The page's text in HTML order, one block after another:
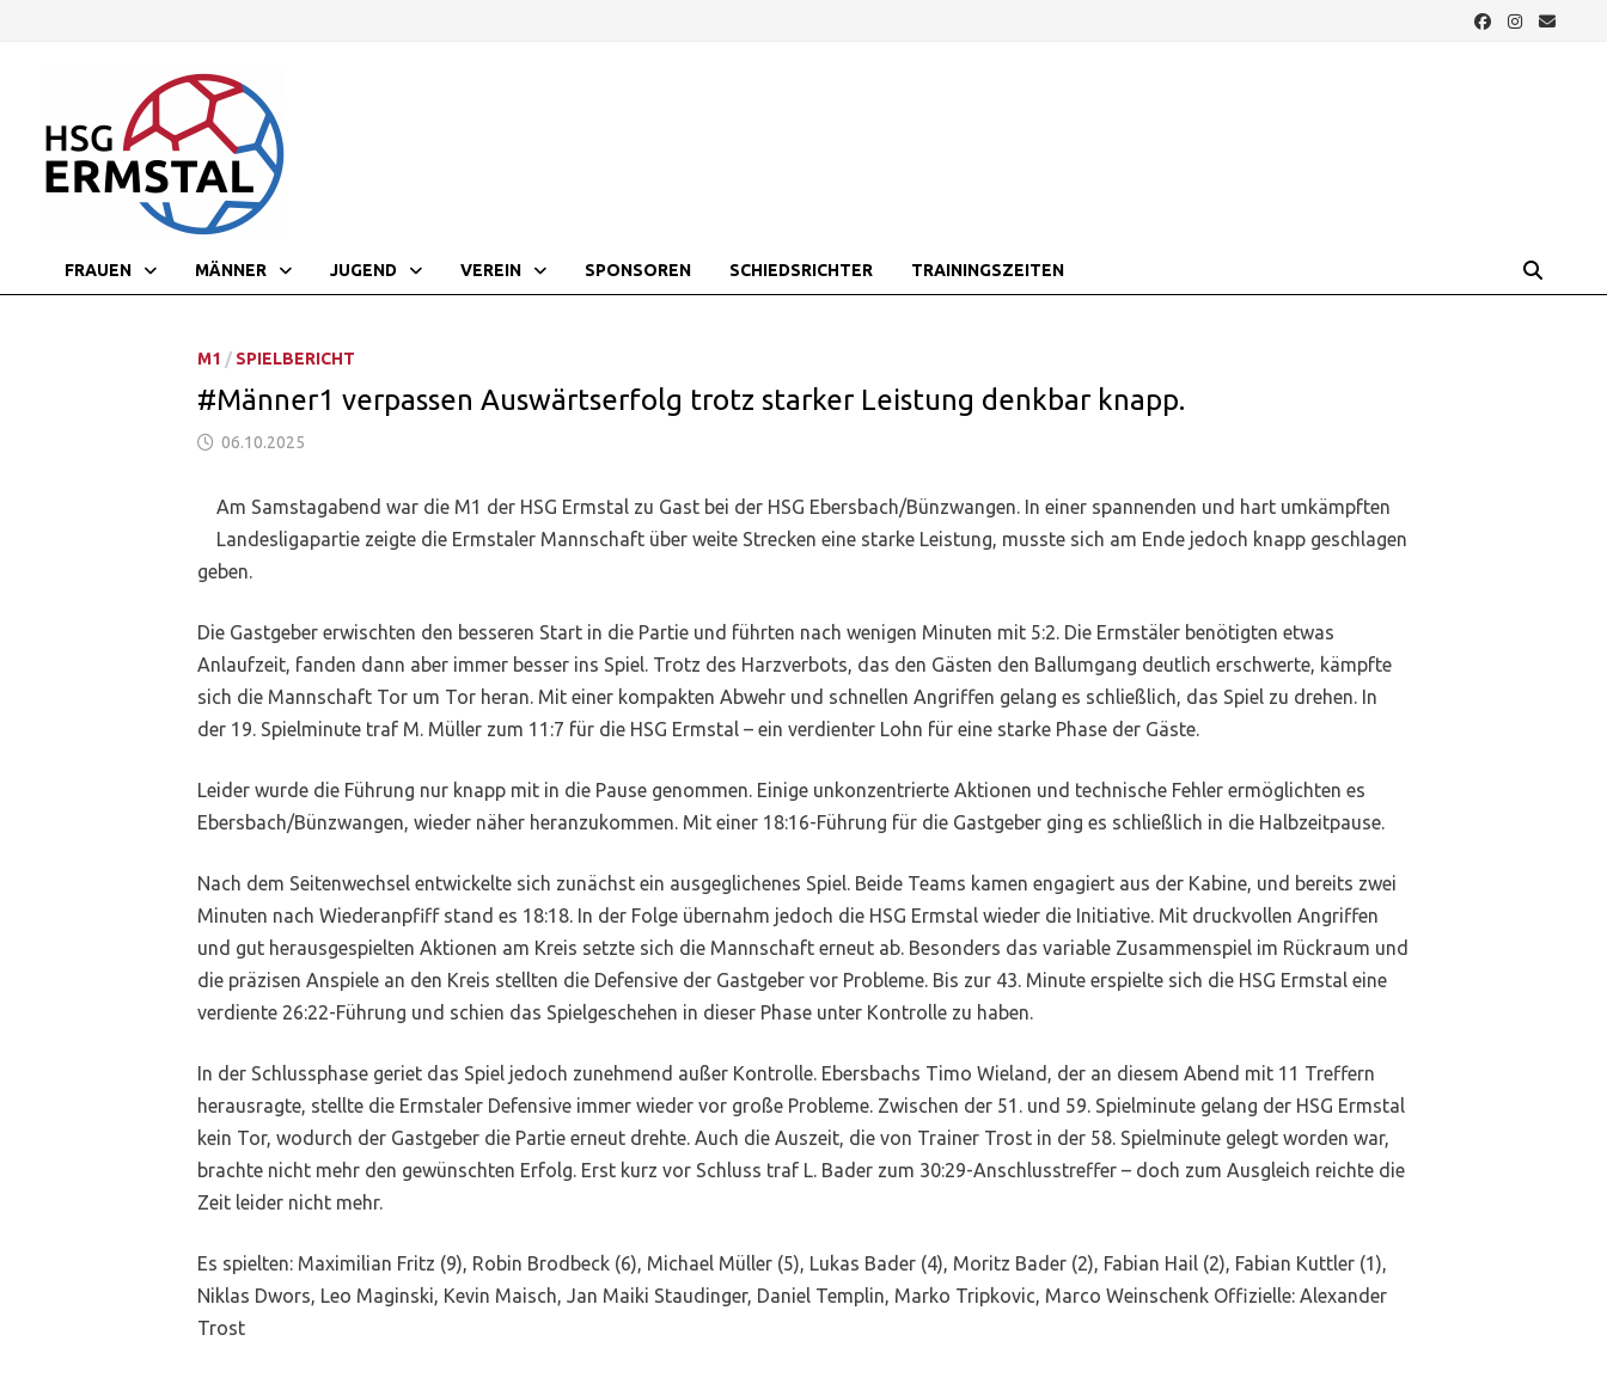
FRAUEN MÄNNER JUGEND VEREIN SPONSOREN SCHIEDSRICHTER TRAININGSZEITEN
M1 / SPIELBERICHT
#Männer1 verpassen Auswärtserfolg trotz starker Leistung denkbar knapp.
06.10.2025
Am Samstagabend war die M1 der HSG Ermstal zu Gast bei der HSG Ebersbach/Bünzwangen. In einer spannenden und hart umkämpften
Landesligapartie zeigte die Ermstaler Mannschaft über weite Strecken eine starke Leistung, musste sich am Ende jedoch knapp geschlagen
geben.
Die Gastgeber erwischten den besseren Start in die Partie und führten nach wenigen Minuten mit 5:2. Die Ermstäler benötigten etwas
Anlaufzeit, fanden dann aber immer besser ins Spiel. Trotz des Harzverbots, das den Gästen den Ballumgang deutlich erschwerte, kämpfte
sich die Mannschaft Tor um Tor heran. Mit einer kompakten Abwehr und schnellen Angriffen gelang es schließlich, das Spiel zu drehen. In
der 19. Spielminute traf M. Müller zum 11:7 für die HSG Ermstal – ein verdienter Lohn für eine starke Phase der Gäste.
Leider wurde die Führung nur knapp mit in die Pause genommen. Einige unkonzentrierte Aktionen und technische Fehler ermöglichten es
Ebersbach/Bünzwangen, wieder näher heranzukommen. Mit einer 18:16-Führung für die Gastgeber ging es schließlich in die Halbzeitpause.
Nach dem Seitenwechsel entwickelte sich zunächst ein ausgeglichenes Spiel. Beide Teams kamen engagiert aus der Kabine, und bereits zwei
Minuten nach Wiederanpfiff stand es 18:18. In der Folge übernahm jedoch die HSG Ermstal wieder die Initiative. Mit druckvollen Angriffen
und gut herausgespielten Aktionen am Kreis setzte sich die Mannschaft erneut ab. Besonders das variable Zusammenspiel im Rückraum und
die präzisen Anspiele an den Kreis stellten die Defensive der Gastgeber vor Probleme. Bis zur 43. Minute erspielte sich die HSG Ermstal eine
verdiente 26:22-Führung und schien das Spielgeschehen in dieser Phase unter Kontrolle zu haben.
In der Schlussphase geriet das Spiel jedoch zunehmend außer Kontrolle. Ebersbachs Timo Wieland, der an diesem Abend mit 11 Treffern
herausragte, stellte die Ermstaler Defensive immer wieder vor große Probleme. Zwischen der 51. und 59. Spielminute gelang der HSG Ermstal
kein Tor, wodurch der Gastgeber die Partie erneut drehte. Auch die Auszeit, die von Trainer Trost in der 58. Spielminute gelegt worden war,
brachte nicht mehr den gewünschten Erfolg. Erst kurz vor Schluss traf L. Bader zum 30:29-Anschlusstreffer – doch zum Ausgleich reichte die
Zeit leider nicht mehr.
Es spielten: Maximilian Fritz (9), Robin Brodbeck (6), Michael Müller (5), Lukas Bader (4), Moritz Bader (2), Fabian Hail (2), Fabian Kuttler (1),
Niklas Dwors, Leo Maginski, Kevin Maisch, Jan Maiki Staudinger, Daniel Templin, Marko Tripkovic, Marco Weinschenk Offizielle: Alexander
Trost